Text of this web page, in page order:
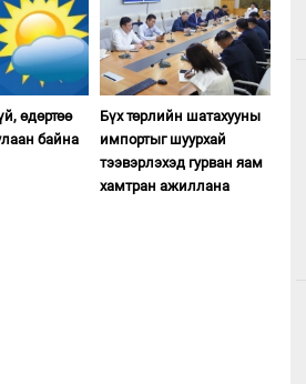
өдөртөө
байна
Бүх төрлийн шатахууны
импортыг шуурхай
тээвэрлэхэд гурван яам
хамтран ажиллана